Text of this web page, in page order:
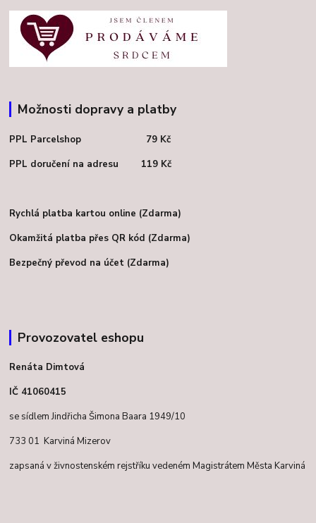
Možnosti dopravy a platby
PPL Parcelshop 79 Kč
PPL doručení na adresu 119 Kč
Rychlá platba kartou online (Zdarma)
Okamžitá platba přes QR kód (Zdarma)
Bezpečný převod na účet (Zdarma)
Provozovatel eshopu
Renáta Dimtová
IČ 41060415
se sídlem Jindřicha Šimona Baara 1949/10
733 01 Karviná Mizerov
zapsaná v živnostenském rejstříku vedeném Magistrátem Města Karviná